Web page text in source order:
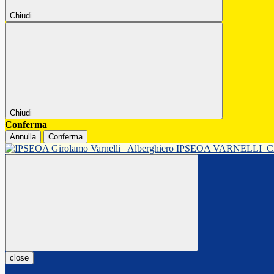
Chiudi
Chiudi
Conferma
Annulla Conferma
Alberghiero IPSEOA VARNELLI
close